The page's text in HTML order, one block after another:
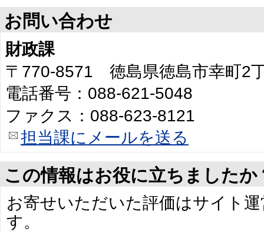
お問い合わせ
財政課
〒770-8571 徳島県徳島市幸町2
電話番号：088-621-5048
ファクス：088-623-8121
担当課にメールを送る
この情報はお役に立ちましたか
お寄せいただいた評価はサイト
す。